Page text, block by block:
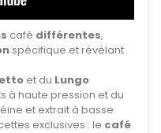
café différentes,
spécifique et révélant
et du Lungo
à haute pression et du
et extrait à basse
exclusives : le café